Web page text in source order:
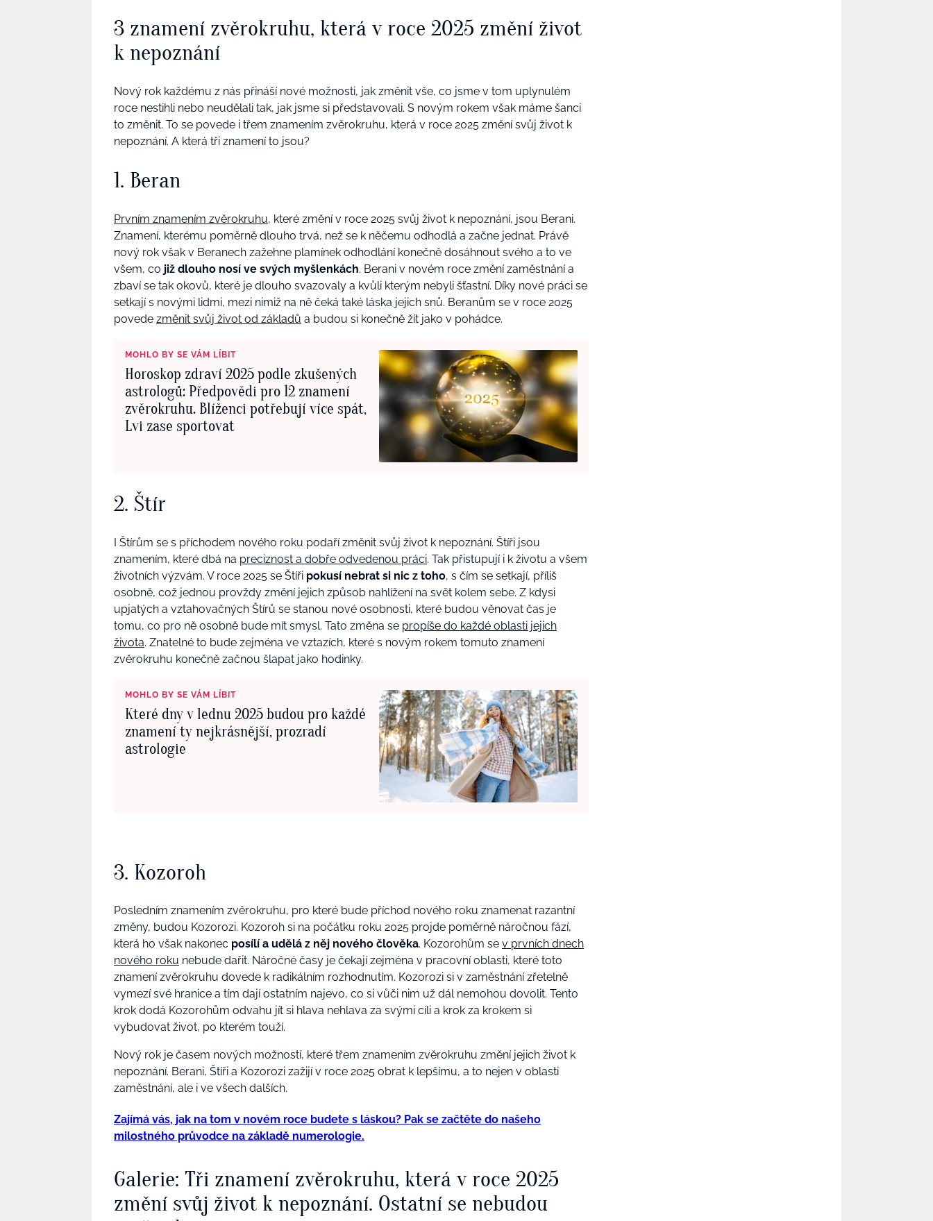
3 znamení zvěrokruhu, která v roce 2025 změní život
k nepoznání
Nový rok každému z nás přináší nové možnosti, jak změnit vše, co jsme v tom uplynulém
roce nestihli nebo neudělali tak, jak jsme si představovali. S novým rokem však máme šanci
to změnit. To se povede i třem znamením zvěrokruhu, která v roce 2025 změní svůj život k
nepoznání. A která tři znamení to jsou?
1. Beran
Prvním znamením zvěrokruhu, které změní v roce 2025 svůj život k nepoznání, jsou Berani.
Znamení, kterému poměrně dlouho trvá, než se k něčemu odhodlá a začne jednat. Právě
nový rok však v Beranech zažehne plamínek odhodlání konečně dosáhnout svého a to ve
všem, co již dlouho nosí ve svých myšlenkách. Berani v novém roce změní zaměstnání a
zbaví se tak okovů, které je dlouho svazovaly a kvůli kterým nebyli šťastní. Díky nové práci se
setkají s novými lidmi, mezi nimiž na ně čeká také láska jejich snů. Beranům se v roce 2025
povede změnit svůj život od základů a budou si konečně žít jako v pohádce.
MOHLO BY SE VÁM LÍBIT
Horoskop zdraví 2025 podle zkušených
astrologů: Předpovědi pro 12 znamení
zvěrokruhu. Blíženci potřebují více spát,
Lvi zase sportovat
2. Štír
I Štírům se s příchodem nového roku podaří změnit svůj život k nepoznání. Štíři jsou
znamením, které dbá na preciznost a dobře odvedenou práci. Tak přistupují i k životu a všem
životních výzvám. V roce 2025 se Štíři pokusí nebrat si nic z toho, s čím se setkají, příliš
osobně, což jednou provždy změní jejich způsob nahlížení na svět kolem sebe. Z kdysi
upjatých a vztahovačných Štírů se stanou nové osobnosti, které budou věnovat čas je
tomu, co pro ně osobně bude mít smysl. Tato změna se propíše do každé oblasti jejich
života. Znatelné to bude zejména ve vztazích, které s novým rokem tomuto znamení
zvěrokruhu konečně začnou šlapat jako hodinky.
MOHLO BY SE VÁM LÍBIT
Které dny v lednu 2025 budou pro každé
znamení ty nejkrásnější, prozradí
astrologie
3. Kozoroh
Posledním znamením zvěrokruhu, pro které bude příchod nového roku znamenat razantní
změny, budou Kozorozi. Kozoroh si na počátku roku 2025 projde poměrně náročnou fází,
která ho však nakonec posílí a udělá z něj nového člověka. Kozorohům se v prvních dnech
nového roku nebude dařit. Náročné časy je čekají zejména v pracovní oblasti, které toto
znamení zvěrokruhu dovede k radikálním rozhodnutím. Kozorozi si v zaměstnání zřetelně
vymezí své hranice a tím dají ostatním najevo, co si vůči nim už dál nemohou dovolit. Tento
krok dodá Kozorohům odvahu jít si hlava nehlava za svými cíli a krok za krokem si
vybudovat život, po kterém touží.
Nový rok je časem nových možností, které třem znamením zvěrokruhu změní jejich život k
nepoznání. Berani, Štíři a Kozorozi zažijí v roce 2025 obrat k lepšímu, a to nejen v oblasti
zaměstnání, ale i ve všech dalších.
Zajímá vás, jak na tom v novém roce budete s láskou? Pak se začtěte do našeho
milostného průvodce na základě numerologie.
Galerie: Tři znamení zvěrokruhu, která v roce 2025
změní svůj život k nepoznání. Ostatní se nebudou